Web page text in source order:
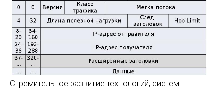
Стремительное развитие технологий, систем